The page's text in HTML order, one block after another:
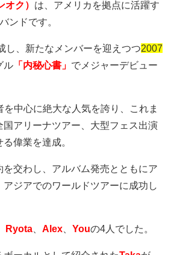
ク） は、アメリカを拠点に活躍す
ンドです。
し、新たなメンバーを迎えつつ2007
ル 「内秘心書」 でメジャーデビュー
を中心に絶大な人気を誇り、これま
国アリーナツアー、大型フェス出演
偉業を達成。
交わし、アルバム発売とともにア
アジアでのワールドツアーに成功し
Ryota Alex Youの4 人でした。